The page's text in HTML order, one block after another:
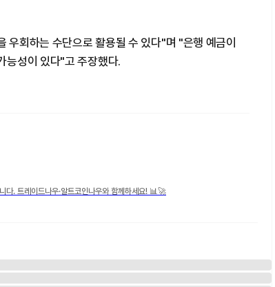
우회하는 수단으로 활용될 수 있다"며 "은행 예금이
능성이 있다"고 주장했다.
다. 트레이드나우·알트코인나우와 함께하세요! 📊🚀